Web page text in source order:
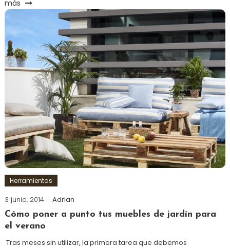
más
Herramientas
3 junio, 2014
Adrian
Cómo poner a punto tus muebles de jardín para
el verano
Tras meses sin utilizar, la primera tarea que debemos